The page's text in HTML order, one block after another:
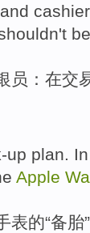
and
员 ： 在交
up plan.
Apple
表的“备胎